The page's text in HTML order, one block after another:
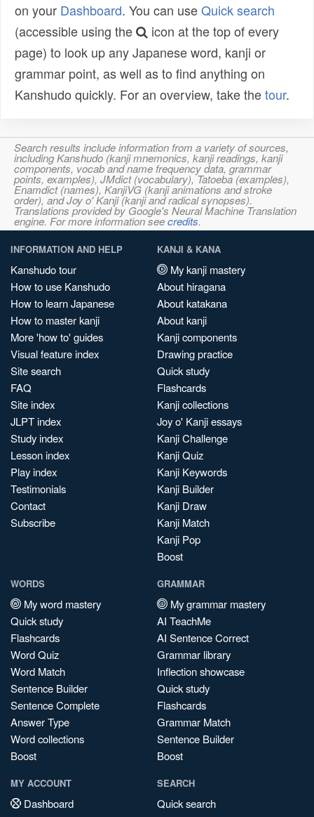
on your Dashboard. You can useQuick search
(accessible using the
icon at the top of every
page) to look up any Japanese word, kanji or
grammar point, as well as to find anything on
Kanshudo quickly. For an overview, take thetour.
Search results include information from a variety of sources,
including Kanshudo (kanji mnemonics, kanji readings, kanji
components, vocab and name frequency data, grammar
points, examples), JMdict (vocabulary), Tatoeba (examples),
Enamdict (names), KanjiVG (kanji animations and stroke
order), and Joy o' Kanji (kanji and radical synopses).
Translations provided by Google's Neural Machine Translation
engine. For more information seecredits.
INFORMATION AND HELP
Kanshudo tour
How to use Kanshudo
How to learn Japanese
How to master kanji
More 'how to' guides
Visual feature index
Site search
FAQ
Site index
JLPT index
Study index
Lesson index
Play index
Testimonials
Contact
Subscribe
KANJI & KANA
My kanji mastery
About hiragana
About katakana
About kanji
Kanji components
Drawing practice
Quick study
Flashcards
Kanji collections
Joy o' Kanji essays
Kanji Challenge
Kanji Quiz
Kanji Keywords
Kanji Builder
Kanji Draw
Kanji Match
Kanji Pop
Boost
WORDS
My word mastery
Quick study
Flashcards
Word Quiz
Word Match
Sentence Builder
Sentence Complete
Answer Type
Word collections
Boost
GRAMMAR
My grammar mastery
AI TeachMe
AI Sentence Correct
Grammar library
Inflection showcase
Quick study
Flashcards
Grammar Match
Sentence Builder
Boost
MY ACCOUNT
Dashboard
SEARCH
Quick search